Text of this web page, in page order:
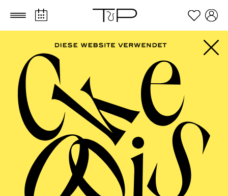
Zum Hauptinhalt springen Zum Footer springen
Ido Beit Halachmi
Ido Beit Halachmi begann seine musikalische
Ausbildung im Musikzentrum seiner Heimatstadt
Ra’anana, Israel, und setzte diese an der Hochschule
für Musik Hanns Eisler Berlin fort, wo er zunächst in
der Klasse von Thomas Quasthoff und weiter bei
Roman Trekel studierte. 2019 erhielt er den ersten Preis
beim Chopin-Wettbewerb mit Schwerpunkt polnische